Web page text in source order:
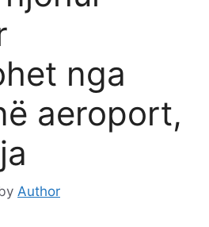
nga
aeroport,
Author